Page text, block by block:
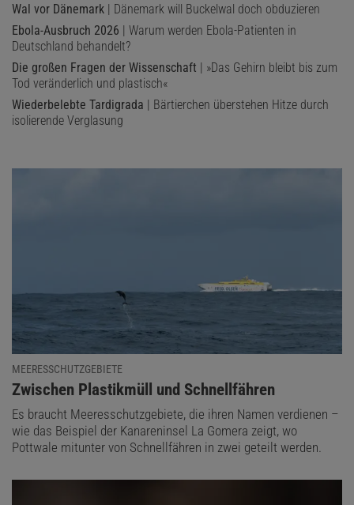
Wal vor Dänemark | Dänemark will Buckelwal doch obduzieren
Ebola-Ausbruch 2026 | Warum werden Ebola-Patienten in
Deutschland behandelt?
Die großen Fragen der Wissenschaft | »Das Gehirn bleibt bis zum
Tod veränderlich und plastisch«
Wiederbelebte Tardigrada | Bärtierchen überstehen Hitze durch
isolierende Verglasung
MEERESSCHUTZGEBIETE
:
Zwischen Plastikmüll und Schnellfähren
Es braucht Meeresschutzgebiete, die ihren Namen verdienen –
wie das Beispiel der Kanareninsel La Gomera zeigt, wo
Pottwale mitunter von Schnellfähren in zwei geteilt werden.